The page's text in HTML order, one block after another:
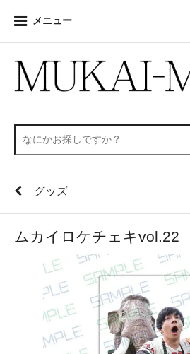
メニュー
グッズ
ムカイロケチェキvol.22